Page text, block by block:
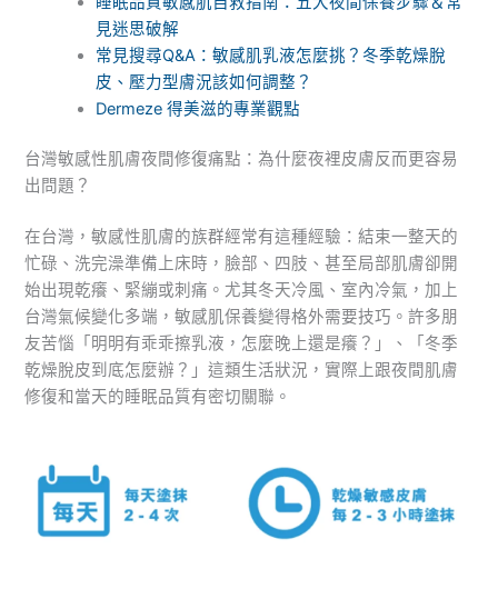
見迷思破解
常見搜尋Q&A：敏感肌乳液怎麼挑？冬季乾燥脫
皮、壓力型膚況該如何調整？
Dermeze 得美滋的專業觀點
台灣敏感性肌膚夜間修復痛點：為什麼夜裡皮膚反而更容易
出問題？
在台灣，敏感性肌膚的族群經常有這種經驗：結束一整天的
忙碌、洗完澡準備上床時，臉部、四肢、甚至局部肌膚卻開
始出現乾癢、緊繃或刺痛。尤其冬天冷風、室內冷氣，加上
台灣氣候變化多端，敏感肌保養變得格外需要技巧。許多朋
友苦惱「明明有乖乖擦乳液，怎麼晚上還是癢？」、「冬季
乾燥脫皮到底怎麼辦？」這類生活狀況，實際上跟夜間肌膚
修復和當天的睡眠品質有密切關聯。